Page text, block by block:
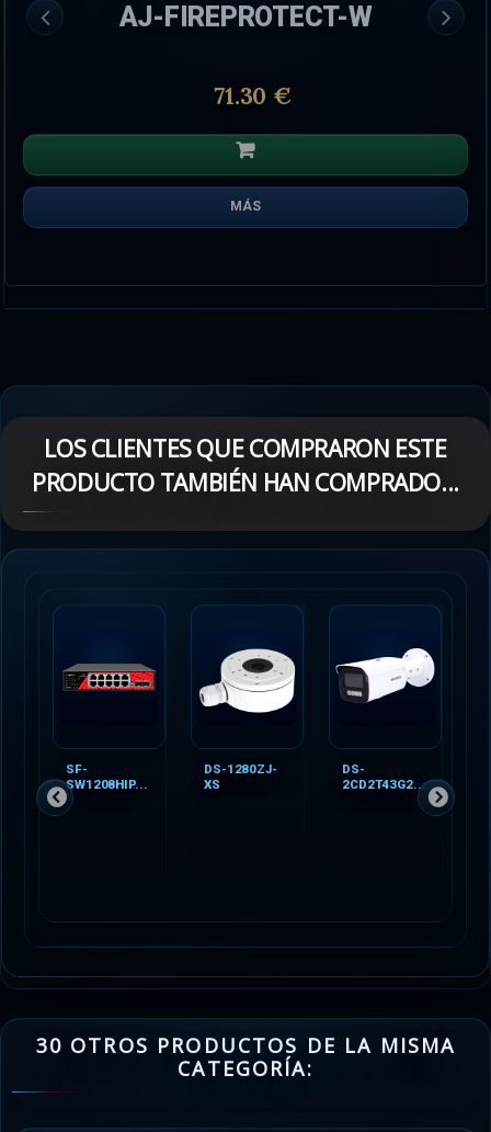
AJ-FIREPROTECT-W
71.30 €
MÁS
LOS CLIENTES QUE COMPRARON ESTE
PRODUCTO TAMBIÉN HAN COMPRADO...
SF-
SW1208HIP...
DS-1280ZJ-
XS
DS-
2CD2T43G2...
30 OTROS PRODUCTOS DE LA MISMA
CATEGORÍA: